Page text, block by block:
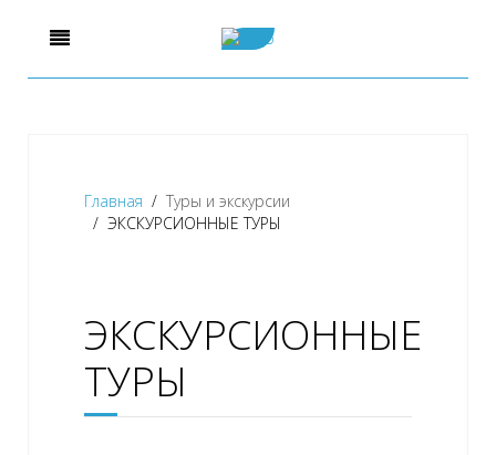
Главная
Туры и экскурсии
ЭКСКУРСИОННЫЕ ТУРЫ
ЭКСКУРСИОННЫЕ
ТУРЫ